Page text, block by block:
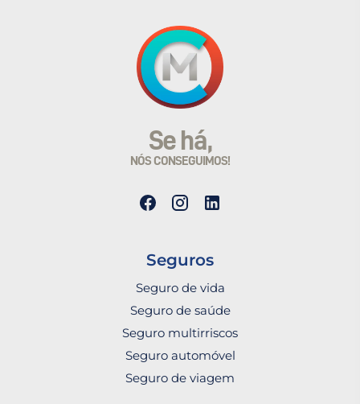
Se há,
NÓS CONSEGUIMOS!
Seguros
Seguro de vida
Seguro de saúde
Seguro multirriscos
Seguro automóvel
Seguro de viagem